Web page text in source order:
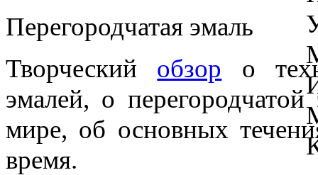
Перегородчатая эмаль
Творческий обзор о
эмалей, о
мире, об основных
время.